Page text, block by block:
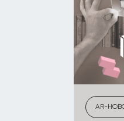
AR-